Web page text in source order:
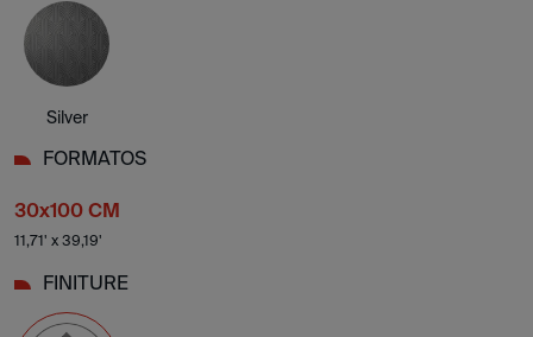
Silver
FORMATOS
30x100 CM
11,71' x 39,19'
FINITURE